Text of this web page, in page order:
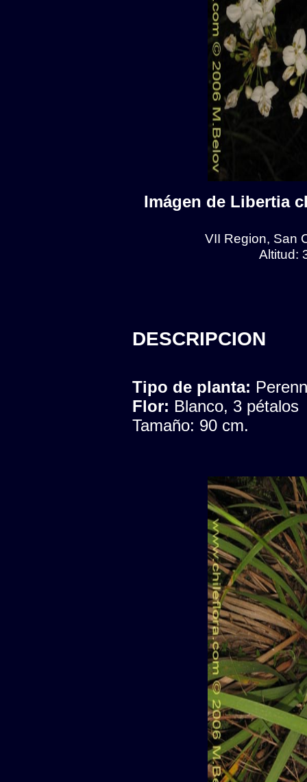
Imágen de Libertia
VII Region, San
Altitud:
DESCRIPCION
Tipo de planta:
Flor: Blanco, 3 pétalos
Tamaño: 90 cm.